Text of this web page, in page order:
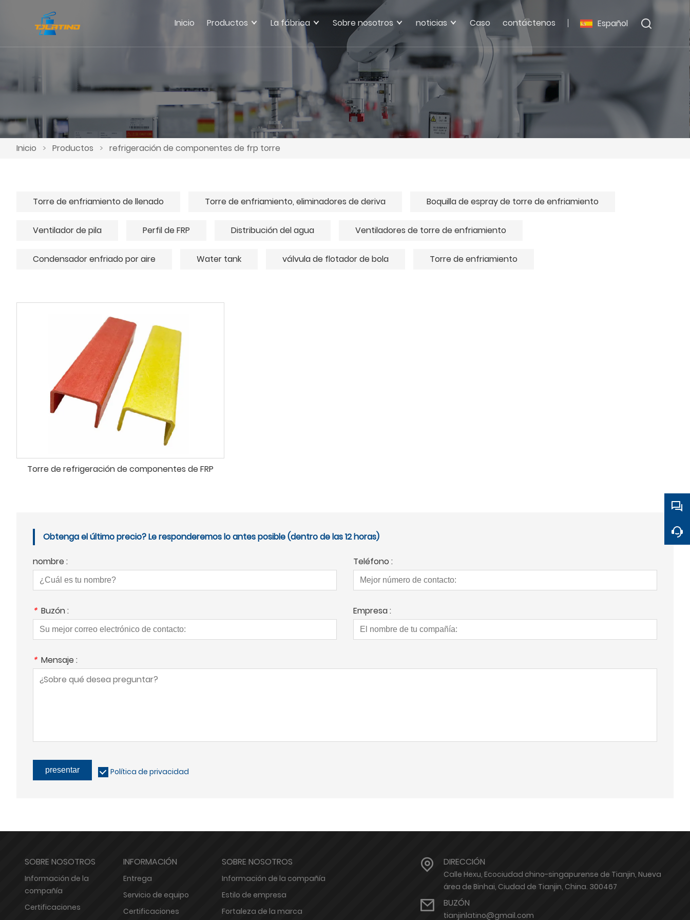
Español
Inicio Productos La fábrica Sobre nosotros noticias Caso contáctenos
Inicio > Productos > refrigeración de componentes de frp torre
Torre de enfriamiento de llenado Torre de enfriamiento, eliminadores de deriva Boquilla de espray de torre de enfriamiento
Ventilador de pila Perfil de FRP Distribución del agua Ventiladores de torre de enfriamiento
Condensador enfriado por aire Water tank válvula de flotador de bola Torre de enfriamiento
Torre de refrigeración de componentes de FRP
Obtenga el último precio? Le responderemos lo antes posible (dentro de las 12 horas)
nombre : Teléfono :
* Buzón : Empresa :
* Mensaje :
presentar Política de privacidad
SOBRE NOSOTROS
Información de la
compañía
Certificaciones
INFORMACIÓN
Entrega
Servicio de equipo
Certificaciones
SOBRE NOSOTROS
Información de la compañía
Estilo de empresa
Fortaleza de la marca
DIRECCIÓN
Calle Hexu, Ecociudad chino-singapurense de Tianjin, Nueva
área de Binhai, Ciudad de Tianjin, China. 300467
BUZÓN
tianjinlatino@gmail.com